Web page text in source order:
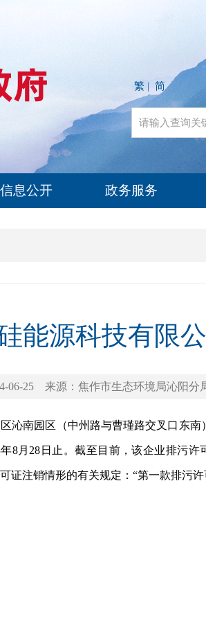
繁 | 简
息公开 政务服务
能源科技有限
06-25 来源：焦作市生态环境局沁阳分
南园区（中州路与曹瑾路交叉口东南
年8月28日止。截至目前，该企业排
证注销情形的有关规定：“第一款排污